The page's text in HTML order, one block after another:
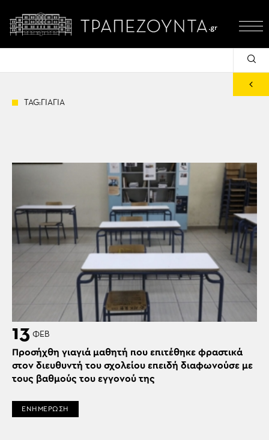
TAG:ΓΙΑΓΙΑ
13 ΦΕΒ
Προσήχθη γιαγιά μαθητή που επιτέθηκε φραστικά
στον διευθυντή του σχολείου επειδή διαφωνούσε με
τους βαθμούς του εγγονού της
ΕΝΗΜΕΡΩΣΗ